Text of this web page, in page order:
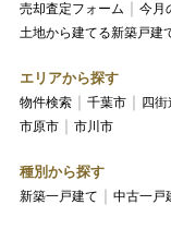
売却査定フォーム
今月
土地から建てる新築戸建
エリアから探す
物件検索 千葉市 四
市原市
市川市
種別から探す
新築一戸建て 中古一戸